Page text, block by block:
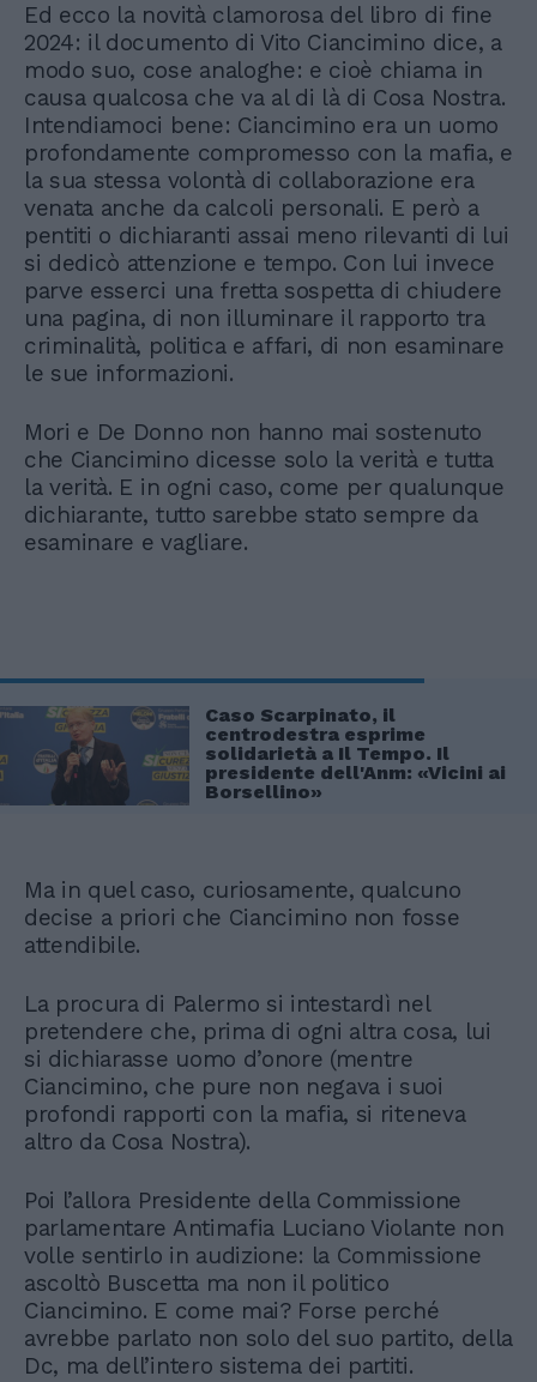
Ed ecco la novità clamorosa del libro di fine
2024: il documento di Vito Ciancimino dice, a
modo suo, cose analoghe: e cioè chiama in
causa qualcosa che va al di là di Cosa Nostra.
Intendiamoci bene: Ciancimino era un uomo
profondamente compromesso con la mafia, e
la sua stessa volontà di collaborazione era
venata anche da calcoli personali. E però a
pentiti o dichiaranti assai meno rilevanti di lui
si dedicò attenzione e tempo. Con lui invece
parve esserci una fretta sospetta di chiudere
una pagina, di non illuminare il rapporto tra
criminalità, politica e affari, di non esaminare
le sue informazioni.
Mori e De Donno non hanno mai sostenuto
che Ciancimino dicesse solo la verità e tutta
la verità. E in ogni caso, come per qualunque
dichiarante, tutto sarebbe stato sempre da
esaminare e vagliare.
Caso Scarpinato, il
centrodestra esprime
solidarietà a Il Tempo. Il
presidente dell'Anm: «Vicini ai
Borsellino»
Ma in quel caso, curiosamente, qualcuno
decise a priori che Ciancimino non fosse
attendibile.
La procura di Palermo si intestardì nel
pretendere che, prima di ogni altra cosa, lui
si dichiarasse uomo d’onore (mentre
Ciancimino, che pure non negava i suoi
profondi rapporti con la mafia, si riteneva
altro da Cosa Nostra).
Poi l’allora Presidente della Commissione
parlamentare Antimafia Luciano Violante non
volle sentirlo in audizione: la Commissione
ascoltò Buscetta ma non il politico
Ciancimino. E come mai? Forse perché
avrebbe parlato non solo del suo partito, della
Dc, ma dell’intero sistema dei partiti.